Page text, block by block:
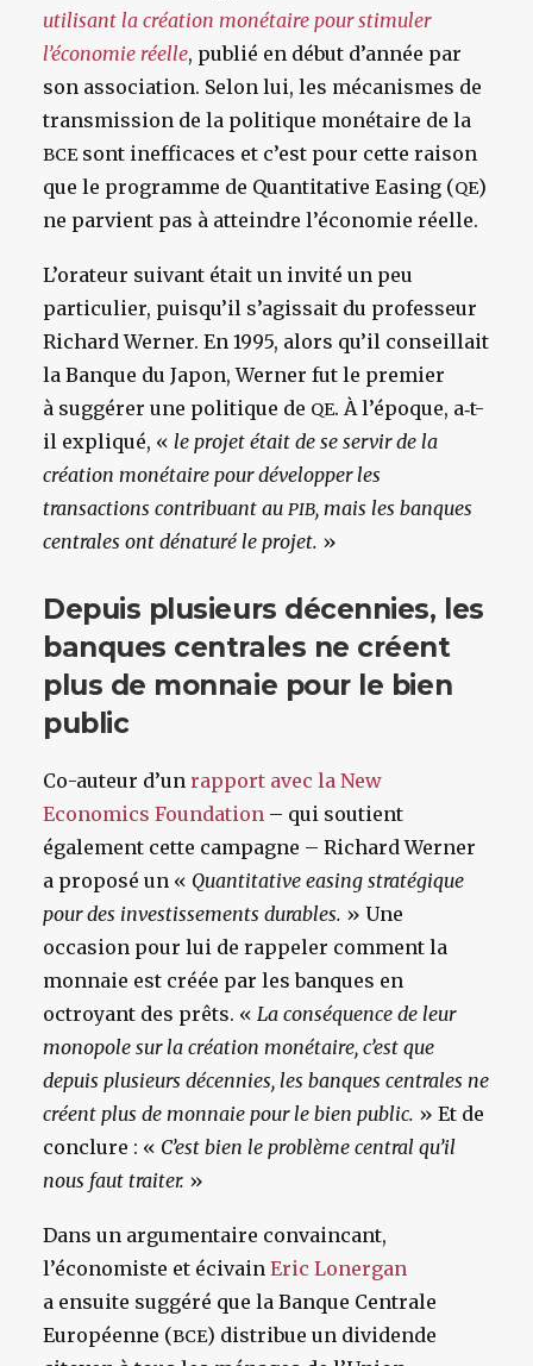
utilisant la création monétaire pour stimuler
l’économie réelle, publié en début d’année par
son association. Selon lui, les mécanismes de
transmission de la politique monétaire de la
BCEsont inefficaces et c’est pour cette raison
que le programme de Quantitative Easing (QE)
ne parvient pas à atteindre l’économie réelle.
L’orateur suivant était un invité un peu
particulier, puisqu’il s’agissait du professeur
Richard Werner. En 1995, alors qu’il conseillait
la Banque du Japon, Werner fut le premier
à suggérer une politique de QE. À l’époque, a‑t-
il expliqué, « le projet était de se servir de la
création monétaire pour développer les
transactions contribuant au PIB, mais les banques
centrales ont dénaturé le projet. »
Depuis plusieurs décennies, les
banques centrales ne créent
plus de monnaie pour le bien
public
Co-auteur d’un rapport avec la New
Economics Foundation – qui soutient
également cette campagne – Richard Werner
a proposé un « Quantitative easing stratégique
pour des investissements durables. » Une
occasion pour lui de rappeler comment la
monnaie est créée par les banques en
octroyant des prêts. « La conséquence de leur
monopole sur la création monétaire, c’est que
depuis plusieurs décennies, les banques centrales ne
créent plus de monnaie pour le bien public. » Et de
conclure : « C’est bien le problème central qu’il
nous faut traiter. »
Dans un argumentaire convaincant,
l’économiste et écivain Eric Lonergan
a ensuite suggéré que la Banque Centrale
Européenne (BCE) distribue un dividende